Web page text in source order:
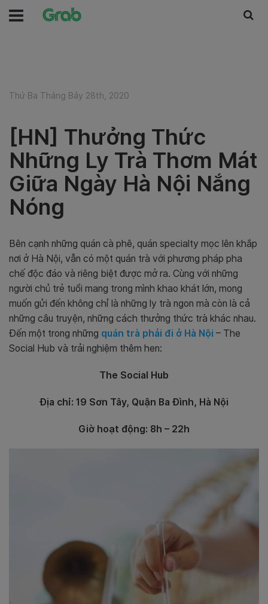
Thứ Ba Tháng Bảy 28th, 2020
[HN] Thưởng Thức
Những Ly Trà Thơm Mát
Giữa Ngày Hà Nội Nắng
Nóng
Bên cạnh những quán cà phê, quán specialty mọc lên khắp
nơi ở Hà Nội, vẫn có một quán trà với phương pháp pha
chế độc đáo và riêng biệt được mở ra. Cùng với những
người chủ trẻ tuổi mang trong mình khao khát lớn, mong
muốn gửi đến không chỉ là những ly trà ngon mà còn là cả
những câu truyện, những cách thưởng thức trà khác nhau.
Đến một trong những quán trà phải đi ở Hà Nội – The
Social Hub và trải nghiệm thêm hen:
The Social Hub
Địa chỉ: 19 Sơn Tây, Quận Ba Đình, Hà Nội
Giờ hoạt động: 8h – 22h